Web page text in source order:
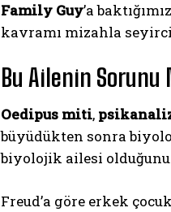
Family Guy’a
kavramı mizahla
Bu Ailenin Sorunu
Oedipus miti,
büyüdükten sonra
biyolojik ailesi
Freud’a göre erkek